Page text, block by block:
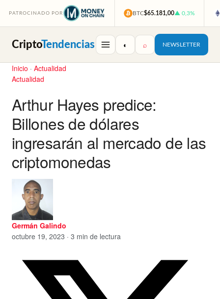
PATROCINADO POR BTC$65.181,00▲ 0,3%
CriptoTendencias ◐ ⌕ NEWSLETTER
Inicio · Actualidad
Actualidad
Arthur Hayes predice:
Billones de dólares
ingresarán al mercado de las
criptomonedas
Germán Galindo
octubre 19, 2023 · 3 min de lectura